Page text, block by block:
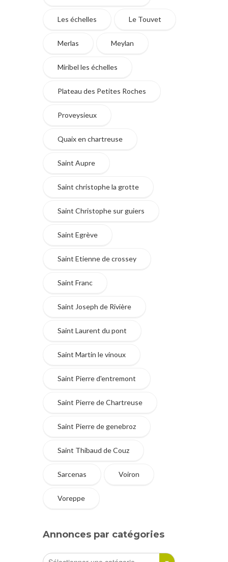
Les échelles Le Touvet
Merlas Meylan
Miribel les échelles
Plateau des Petites Roches
Proveysieux
Quaix en chartreuse
Saint Aupre
Saint christophe la grotte
Saint Christophe sur guiers
Saint Egrève
Saint Etienne de crossey
Saint Franc
Saint Joseph de Rivière
Saint Laurent du pont
Saint Martin le vinoux
Saint Pierre d'entremont
Saint Pierre de Chartreuse
Saint Pierre de genebroz
Saint Thibaud de Couz
Sarcenas Voiron
Voreppe
Annonces par catégories